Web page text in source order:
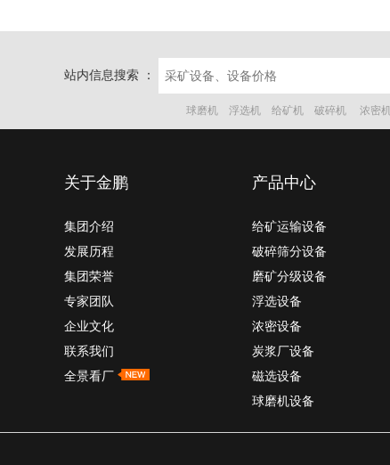
站内信息搜索 ：
球磨机 浮选机 给矿机 破碎机 浓密机
关于金鹏
集团介绍
发展历程
集团荣誉
专家团队
企业文化
联系我们
全景看厂
产品中心
给矿运输设备
破碎筛分设备
磨矿分级设备
浮选设备
浓密设备
炭浆厂设备
磁选设备
球磨机设备